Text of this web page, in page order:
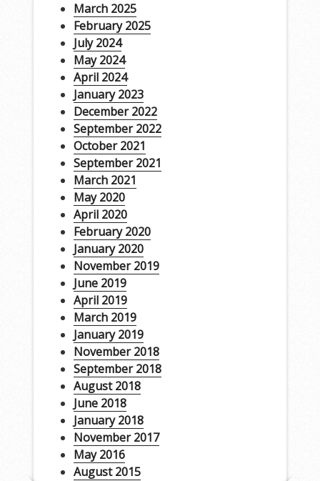
March 2025
February 2025
July 2024
May 2024
April 2024
January 2023
December 2022
September 2022
October 2021
September 2021
March 2021
May 2020
April 2020
February 2020
January 2020
November 2019
June 2019
April 2019
March 2019
January 2019
November 2018
September 2018
August 2018
June 2018
January 2018
November 2017
May 2016
August 2015